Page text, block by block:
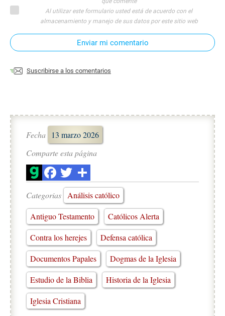
Al utilizar este formulario usted está de acuerdo con el
almacenamiento y manejo de sus datos por este sitio web
Enviar mi comentario
Suscribirse a los comentarios
Fecha
13 marzo 2026
Comparte esta página
Categorias
Análisis católico
Antiguo Testamento
Católicos Alerta
Contra los herejes
Defensa católica
Documentos Papales
Dogmas de la Iglesia
Estudio de la Biblia
Historia de la Iglesia
Iglesia Cristiana